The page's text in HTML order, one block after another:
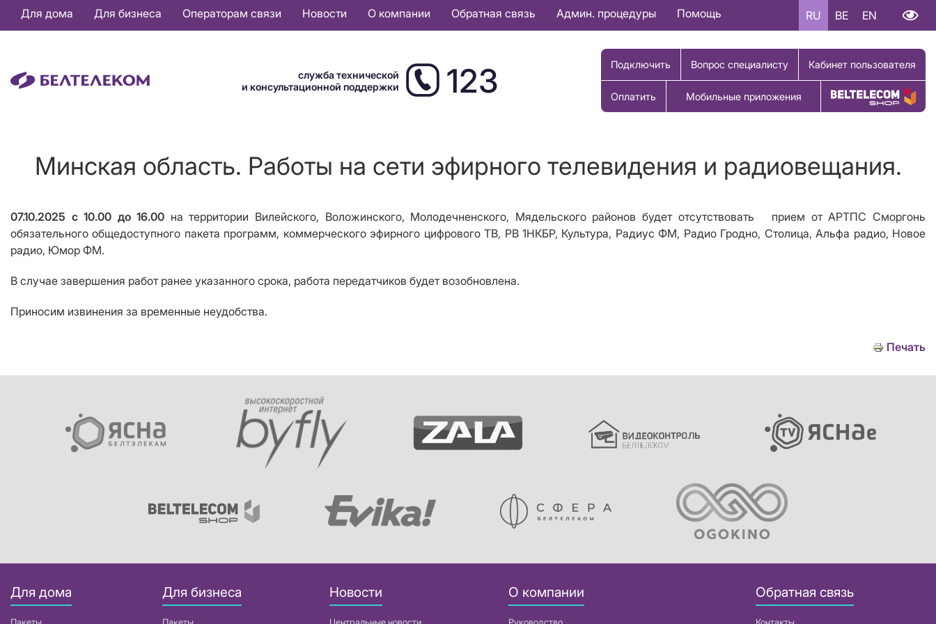
Основная
навигация
Для дома Для бизнеса Операторам связи Новости О компании Обратная связь Админ. процедуры Помощь RU BE EN
служба технической
и консультационной поддержки
123 Подключить Вопрос специалисту Кабинет пользователя
Оплатить Мобильные приложения Купить товар
Минская область. Работы на сети эфирного телевидения и радиовещания.
07.10.2025 с 10.00 до 16.00 на территории Вилейского, Воложинского, Молодечненского, Мядельского районов будет отсутствовать прием от АРТПС Сморгонь
обязательного общедоступного пакета программ, коммерческого эфирного цифрового ТВ, РВ 1НКБР, Культура, Радиус ФМ, Радио Гродно, Столица, Альфа радио, Новое
радио, Юмор ФМ.
В случае завершения работ ранее указанного срока, работа передатчиков будет возобновлена.
Приносим извинения за временные неудобства.
Печать
Для дома Для бизнеса Новости О компании Обратная связь